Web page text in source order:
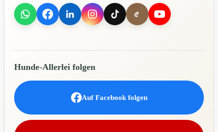
Hunde-Allerlei folgen
Auf Facebook folgen